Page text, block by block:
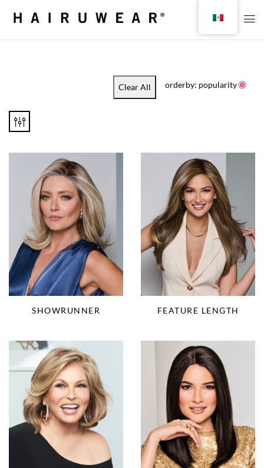
Clear All orderby: popularity
SHOWRUNNER FEATURE LENGTH